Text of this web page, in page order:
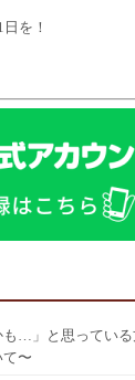
を！
も…」と思ってい
て〜